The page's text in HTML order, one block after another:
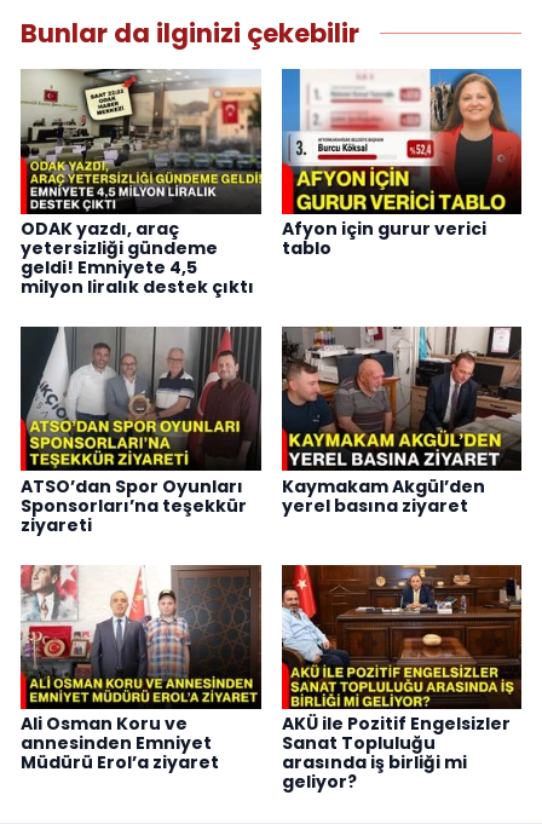
Bunlar da ilginizi çekebilir
ODAK yazdı, araç
yetersizliği gündeme
geldi! Emniyete 4,5
milyon liralık destek çıktı
Afyon için gurur verici
tablo
ATSO’dan Spor Oyunları
Sponsorları’na teşekkür
ziyareti
Kaymakam Akgül’den
yerel basına ziyaret
Ali Osman Koru ve
annesinden Emniyet
Müdürü Erol’a ziyaret
AKÜ ile Pozitif Engelsizler
Sanat Topluluğu
arasında iş birliği mi
geliyor?